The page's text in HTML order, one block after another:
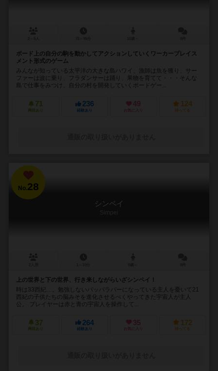
ボード上の自分の駒を動かしてアクションしていくワーカープレイス
メント形式のゲーム
みんなが知っている太平洋の大きな島ハワイ、漁師は魚を獲り、サー
ファーは波に乗り、フラダンサーは踊り、果物を育てて・・・そんな
島で仕事をみつけ、自分の村を開発していくボードゲー...
71
興味あり
236
経験あり
49
お気に入り
124
持ってる
No.28
シンペイ
Simpei
上の世界と下の世界、行き来しながらいざシンペイ！
時は33西紀…。勉強しないパッパラパーになっている主人を憂いて21
西紀の子供たちの脳みそを進化させるべくやってきた宇宙人が主人
公。 プレイヤーは赤と青の宇宙人を操作して...
37
興味あり
264
経験あり
35
お気に入り
172
持ってる